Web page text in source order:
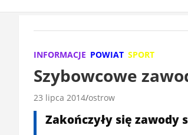
INFORMACJE POWIAT SPORT
Szybowcowe
23 lipca 2014 ostrow
Zakończyły się zawody